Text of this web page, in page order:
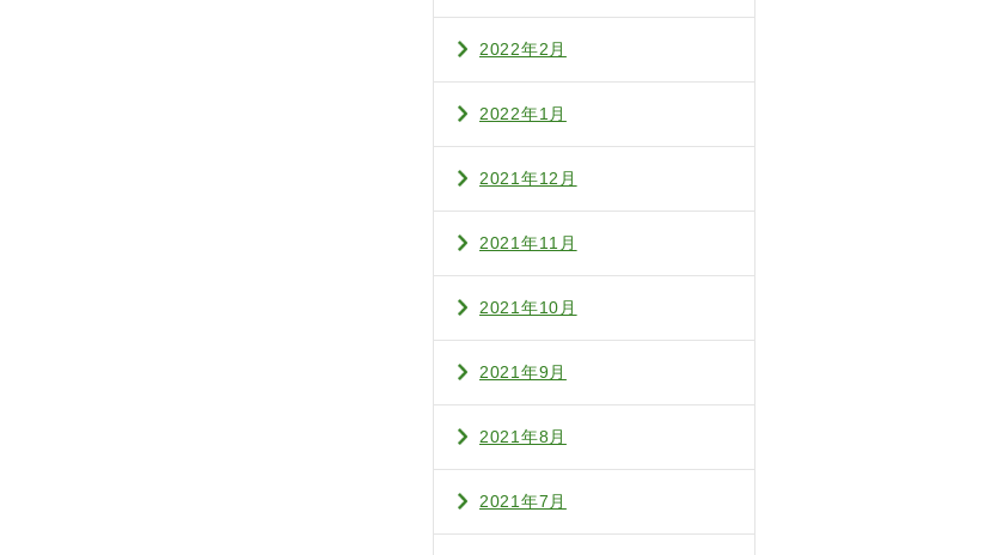
2022年2月
2022年1月
2021年12月
2021年11月
2021年10月
2021年9月
2021年8月
2021年7月